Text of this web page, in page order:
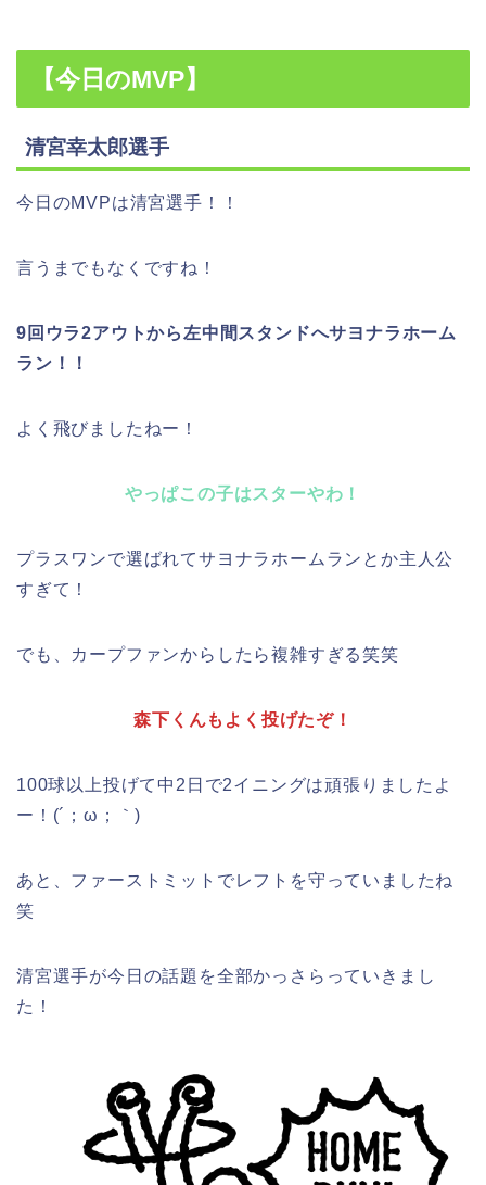
【今日のMVP】
清宮幸太郎選手
今日のMVPは清宮選手！！
言うまでもなくですね！
9回ウラ2アウトから左中間スタンドへサヨナラホーム
ラン！！
よく飛びましたねー！
やっぱこの子はスターやわ！
プラスワンで選ばれてサヨナラホームランとか主人公
すぎて！
でも、カープファンからしたら複雑すぎる笑笑
森下くんもよく投げたぞ！
100球以上投げて中2日で2イニングは頑張りましたよ
ー！(´；ω；｀)
あと、ファーストミットでレフトを守っていましたね
笑
清宮選手が今日の話題を全部かっさらっていきまし
た！